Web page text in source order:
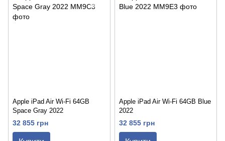
Apple iPad Air Wi-Fi 64GB
Space Gray 2022
32 855 грн
Apple iPad Air Wi-Fi 64GB Blue
2022
32 855 грн